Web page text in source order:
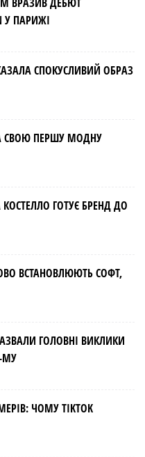
У ПАРИЖІ
СПОКУСЛИВИЙ ОБРАЗ
СВОЮ ПЕРШУ МОДНУ
ГОТУЄ БРЕНД ДО
ВСТАНОВЛЮЮТЬ СОФТ,
ГОЛОВНІ ВИКЛИКИ
МУ
ЧОМУ TIKTOK